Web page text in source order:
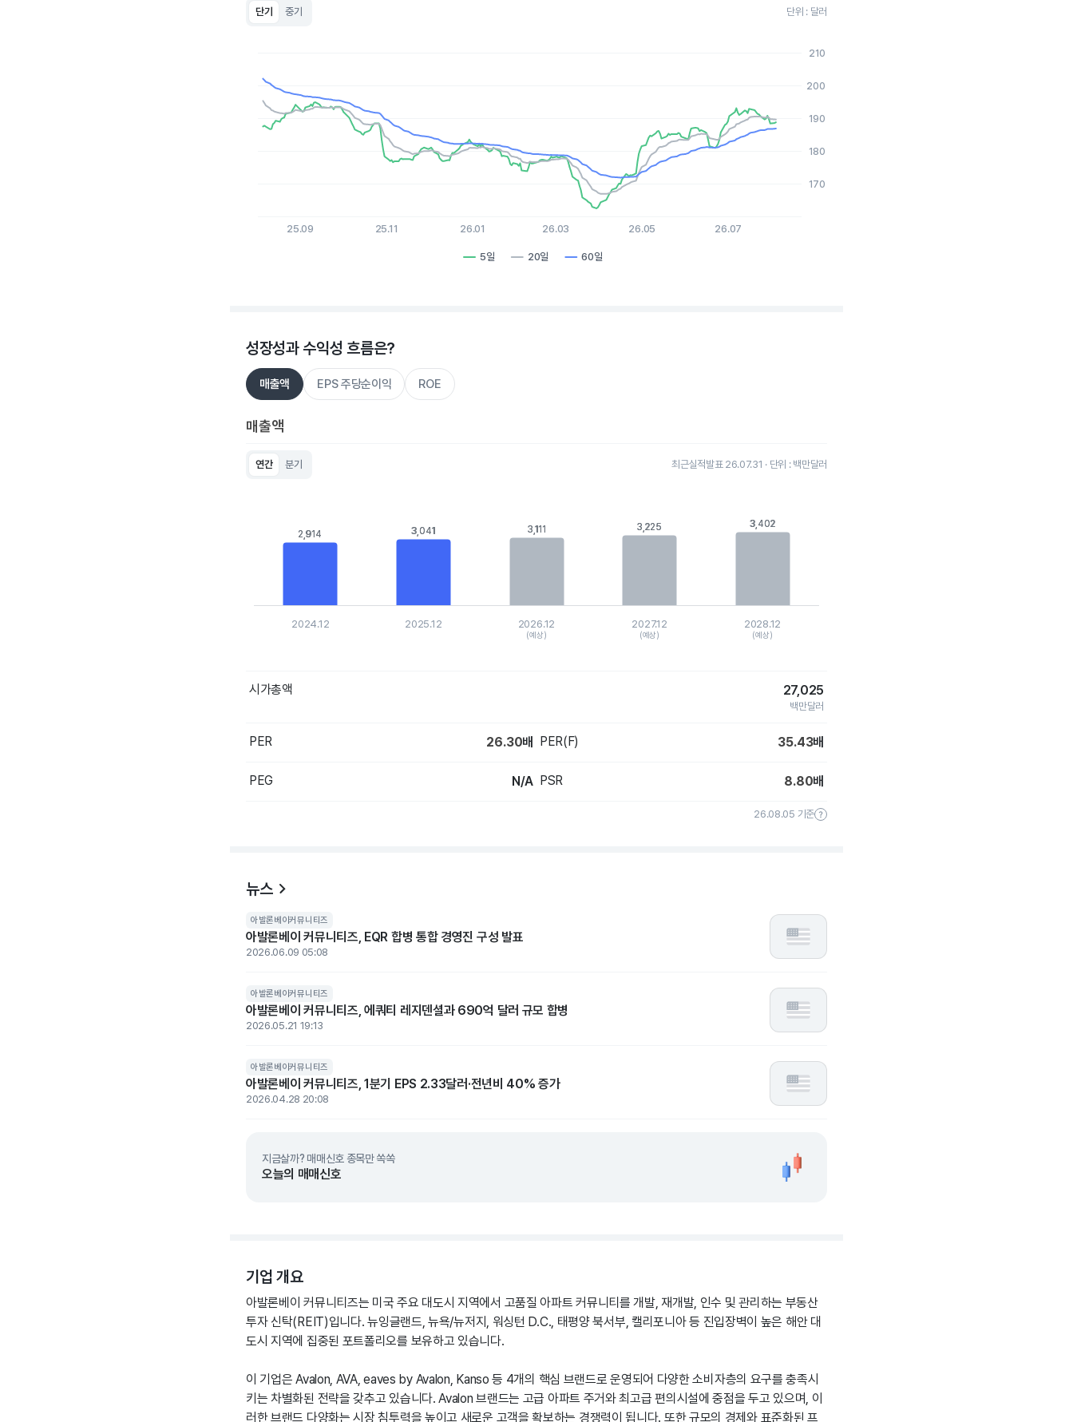
단기 중기 단위 : 달러
The chart has 1 X axis displaying Time. Data ranges from 2025-08-05 15:00:00 to 2026-08-03 15:00:00.
The chart has 1 Y axis displaying values. Data ranges from 162.45 to 202.05.
5일 20일 60일
25.09 25.11 26.01 26.03 26.05 26.07
170
180
190
200
210
성장성과 수익성 흐름은?
매출액 EPS 주당순이익 ROE
매출액
연간 분기 최근실적발표 26.07.31 · 단위 : 백만달러
The chart has 1 X axis displaying categories.
The chart has 1 Y axis displaying values. Data ranges from 2913.757 to 3401.8071.
2,914
2,914 3,041
3,041 3,111
3,111 3,225
3,225 3,402
3,402
2024.12 2025.12 2026.12
(예상)
2027.12
(예상)
2028.12
(예상)
시가총액 27,025
백만달러
PER 26.30배 PER(F) 35.43배
PEG N/A PSR 8.80배
26.08.05 기준
뉴스
아발론베이커뮤니티즈
아발론베이 커뮤니티즈, EQR 합병 통합 경영진 구성 발표
2026.06.09 05:08
아발론베이커뮤니티즈
아발론베이 커뮤니티즈, 에쿼티 레지덴셜과 690억 달러 규모 합병
2026.05.21 19:13
아발론베이커뮤니티즈
아발론베이 커뮤니티즈, 1분기 EPS 2.33달러·전년비 40% 증가
2026.04.28 20:08
지금살까? 매매신호 종목만 쏙쏙
오늘의 매매신호
기업 개요
아발론베이 커뮤니티즈는 미국 주요 대도시 지역에서 고품질 아파트 커뮤니티를 개발, 재개발, 인수 및 관리하는 부동산
투자 신탁(REIT)입니다. 뉴잉글랜드, 뉴욕/뉴저지, 워싱턴 D.C., 태평양 북서부, 캘리포니아 등 진입장벽이 높은 해안 대
도시 지역에 집중된 포트폴리오를 보유하고 있습니다.
이 기업은 Avalon, AVA, eaves by Avalon, Kanso 등 4개의 핵심 브랜드로 운영되어 다양한 소비자층의 요구를 충족시
키는 차별화된 전략을 갖추고 있습니다. Avalon 브랜드는 고급 아파트 주거와 최고급 편의시설에 중점을 두고 있으며, 이
러한 브랜드 다양화는 시장 침투력을 높이고 새로운 고객을 확보하는 경쟁력이 됩니다. 또한 규모의 경제와 표준화된 프